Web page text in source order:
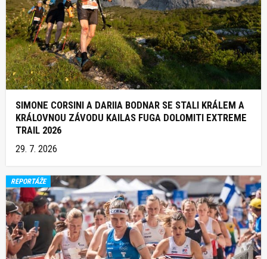
SIMONE CORSINI A DARIIA BODNAR SE STALI KRÁLEM A
KRÁLOVNOU ZÁVODU KAILAS FUGA DOLOMITI EXTREME
TRAIL 2026
29. 7. 2026
REPORTÁŽE